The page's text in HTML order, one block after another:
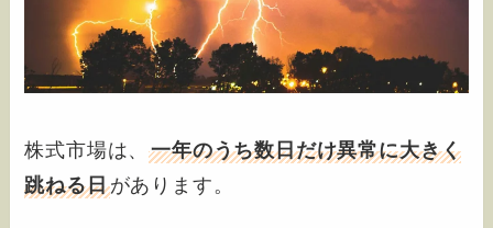
株式市場は、一年のうち数日だけ異常に大きく
跳ねる日があります。